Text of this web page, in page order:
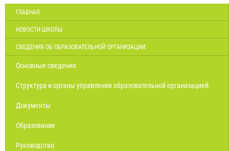
ГЛАВНАЯ
НОВОСТИ ШКОЛЫ
СВЕДЕНИЯ ОБ ОБРАЗОВАТЕЛЬНОЙ ОРГАНИЗАЦИИ
Основные сведения
Структура и органы управления образовательной организацией
Документы
Образование
Руководство